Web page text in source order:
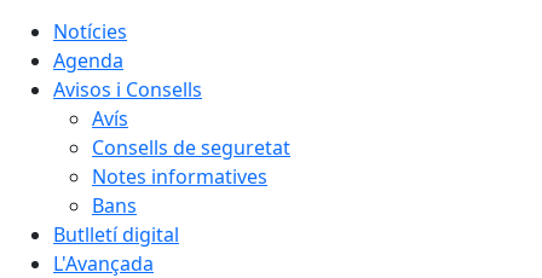
Notícies
Agenda
Avisos i Consells
Avís
Consells de seguretat
Notes informatives
Bans
Butlletí digital
L'Avançada